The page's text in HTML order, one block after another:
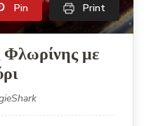
Pin Print
Φλωρίνης με